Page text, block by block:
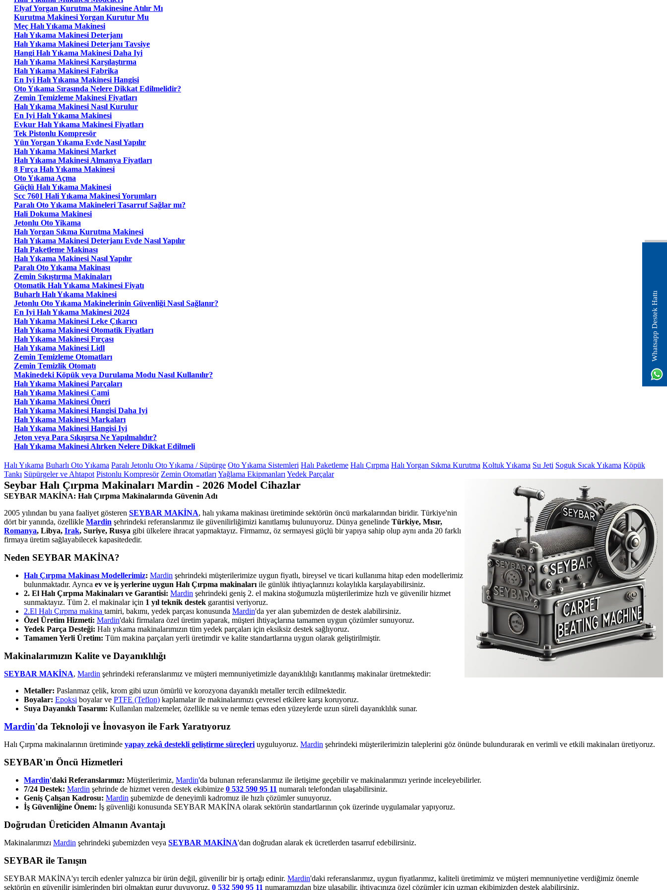
Elyaf Yorgan Kurutma Makinesine Atılır Mı
Kurutma Makinesi Yorgan Kurutur Mu
Meç Halı Yıkama Makinesi
Halı Yıkama Makinesi Deterjanı
Halı Yıkama Makinesi Deterjanı Tavsiye
Hangi Halı Yıkama Makinesi Daha Iyi
Halı Yıkama Makinesi Karşılaştırma
Halı Yıkama Makinesi Fabrika
En Iyi Halı Yıkama Makinesi Hangisi
Oto Yıkama Sırasında Nelere Dikkat Edilmelidir?
Zemin Temizleme Makinesi Fiyatları
Halı Yıkama Makinesi Nasıl Kurulur
En Iyi Halı Yıkama Makinesi
Evkur Halı Yıkama Makinesi Fiyatları
Tek Pistonlu Kompresör
Yün Yorgan Yıkama Evde Nasıl Yapılır
Halı Yıkama Makinesi Market
Halı Yıkama Makinesi Almanya Fiyatları
8 Fırça Halı Yıkama Makinesi
Oto Yıkama Açma
Güçlü Halı Yıkama Makinesi
Scc 7601 Hali Yıkama Makinesi Yorumları
Paralı Oto Yıkama Makineleri Tasarruf Sağlar mı?
Hali Dokuma Makinesi
Jetonlu Oto Yikama
Halı Yorgan Sıkma Kurutma Makinesi
Halı Yıkama Makinesi Deterjanı Evde Nasıl Yapılır
Halı Paketleme Makinası
Halı Yıkama Makinesi Nasıl Yapılır
Paralı Oto Yıkama Makinası
Zemin Sıkıştırma Makinaları
Otomatik Halı Yıkama Makinesi Fiyatı
Buharlı Halı Yıkama Makinesi
Jetonlu Oto Yıkama Makinelerinin Güvenliği Nasıl Sağlanır?
En Iyi Halı Yıkama Makinesi 2024
Halı Yıkama Makinesi Leke Çıkarıcı
Halı Yıkama Makinesi Otomatik Fiyatları
Halı Yıkama Makinesi Fırçası
Halı Yıkama Makinesi Lidl
Zemin Temizleme Otomatları
Zemin Temizlik Otomatı
Makinedeki Köpük veya Durulama Modu Nasıl Kullanılır?
Halı Yıkama Makinesi Parçaları
Halı Yıkama Makinesi Cami
Halı Yıkama Makinesi Öneri
Halı Yıkama Makinesi Hangisi Daha Iyi
Halı Yıkama Makinesi Markaları
Halı Yıkama Makinesi Hangisi Iyi
Jeton veya Para Sıkışırsa Ne Yapılmalıdır?
Halı Yıkama Makinesi Alırken Nelere Dikkat Edilmeli
Halı Yıkama Buharlı Oto Yıkama Paralı Jetonlu Oto Yıkama / Süpürge Oto Yıkama Sistemleri Halı Paketleme Halı Çırpma Halı Yorgan Sıkma Kurutma Koltuk Yıkama Su Jeti Soguk Sıcak Yıkama Köpük
Tankı Süpürgeler ve Ahtapot Pistonlu Kompresör Zemin Otomatları Yağlama Ekipmanları Yedek Parçalar
Seybar Halı Çırpma Makinaları Mardin - 2026 Model Cihazlar
SEYBAR MAKİNA: Halı Çırpma Makinalarında Güvenin Adı
2005 yılından bu yana faaliyet gösteren SEYBAR MAKİNA, halı yıkama makinası üretiminde sektörün öncü markalarından biridir. Türkiye'nin
dört bir yanında, özellikle Mardin şehrindeki referanslarımız ile güvenilirliğimizi kanıtlamış bulunuyoruz. Dünya genelinde Türkiye, Mısır,
Romanya, Libya, Irak, Suriye, Rusya gibi ülkelere ihracat yapmaktayız. Firmamız, öz sermayesi güçlü bir yapıya sahip olup aynı anda 20 farklı
firmaya üretim sağlayabilecek kapasitededir.
Neden SEYBAR MAKİNA?
Halı Çırpma Makinası Modellerimiz: Mardin şehrindeki müşterilerimize uygun fiyatlı, bireysel ve ticari kullanıma hitap eden modellerimiz
bulunmaktadır. Ayrıca ev ve iş yerlerine uygun Halı Çırpma makinaları ile günlük ihtiyaçlarınızı kolaylıkla karşılayabilirsiniz.
2. El Halı Çırpma Makinaları ve Garantisi: Mardin şehrindeki geniş 2. el makina stoğumuzla müşterilerimize hızlı ve güvenilir hizmet
sunmaktayız. Tüm 2. el makinalar için 1 yıl teknik destek garantisi veriyoruz.
2.El Halı Çırpma makina tamiri, bakımı, yedek parçası konusunda Mardin'da yer alan şubemizden de destek alabilirsiniz.
Özel Üretim Hizmeti: Mardin'daki firmalara özel üretim yaparak, müşteri ihtiyaçlarına tamamen uygun çözümler sunuyoruz.
Yedek Parça Desteği: Halı yıkama makinalarımızın tüm yedek parçaları için eksiksiz destek sağlıyoruz.
Tamamen Yerli Üretim: Tüm makina parçaları yerli üretimdir ve kalite standartlarına uygun olarak geliştirilmiştir.
Makinalarımızın Kalite ve Dayanıklılığı
SEYBAR MAKİNA, Mardin şehrindeki referanslarımız ve müşteri memnuniyetimizle dayanıklılığı kanıtlanmış makinalar üretmektedir:
Metaller: Paslanmaz çelik, krom gibi uzun ömürlü ve korozyona dayanıklı metaller tercih edilmektedir.
Boyalar: Epoksi boyalar ve PTFE (Teflon) kaplamalar ile makinalarımızı çevresel etkilere karşı koruyoruz.
Suya Dayanıklı Tasarım: Kullanılan malzemeler, özellikle su ve nemle temas eden yüzeylerde uzun süreli dayanıklılık sunar.
Mardin'da Teknoloji ve İnovasyon ile Fark Yaratıyoruz
Halı Çırpma makinalarının üretiminde yapay zekâ destekli geliştirme süreçleri uyguluyoruz. Mardin şehrindeki müşterilerimizin taleplerini göz önünde bulundurarak en verimli ve etkili makinaları üretiyoruz.
SEYBAR'ın Öncü Hizmetleri
Mardin'daki Referanslarımız: Müşterilerimiz, Mardin'da bulunan referanslarımız ile iletişime geçebilir ve makinalarımızı yerinde inceleyebilirler.
7/24 Destek: Mardin şehrinde de hizmet veren destek ekibimize 0 532 590 95 11 numaralı telefondan ulaşabilirsiniz.
Geniş Çalışan Kadrosu: Mardin şubemizde de deneyimli kadromuz ile hızlı çözümler sunuyoruz.
İş Güvenliğine Önem: İş güvenliği konusunda SEYBAR MAKİNA olarak sektörün standartlarının çok üzerinde uygulamalar yapıyoruz.
Doğrudan Üreticiden Almanın Avantajı
Makinalarımızı Mardin şehrindeki şubemizden veya SEYBAR MAKİNA'dan doğrudan alarak ek ücretlerden tasarruf edebilirsiniz.
SEYBAR ile Tanışın
SEYBAR MAKİNA'yı tercih edenler yalnızca bir ürün değil, güvenilir bir iş ortağı edinir. Mardin'daki referanslarımız, uygun fiyatlarımız, kaliteli üretimimiz ve müşteri memnuniyetine verdiğimiz önemle
sektörün en güvenilir isimlerinden biri olmaktan gurur duyuyoruz. 0 532 590 95 11 numaramızdan bize ulaşabilir, ihtiyacınıza özel çözümler için uzman ekibimizden destek alabilirsiniz.
Whatsapp Destek Hattı